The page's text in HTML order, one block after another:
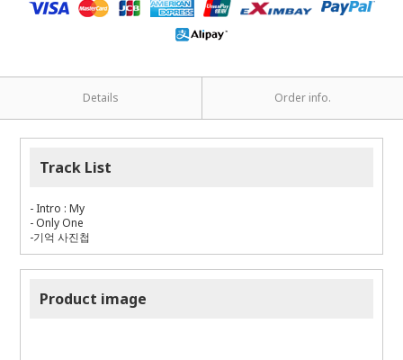
Details Order info.
Track List
- Intro : My
- Only One
-기억 사진첩
Product image